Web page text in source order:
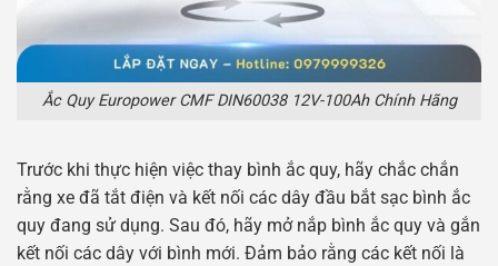
Ắc Quy Europower CMF DIN60038 12V-100Ah Chính Hãng
Trước khi thực hiện việc thay bình ắc quy, hãy chắc chắn
rằng xe đã tắt điện và kết nối các dây đầu bắt sạc bình ắc
quy đang sử dụng. Sau đó, hãy mở nắp bình ắc quy và gắn
kết nối các dây với bình mới. Đảm bảo rằng các kết nối là